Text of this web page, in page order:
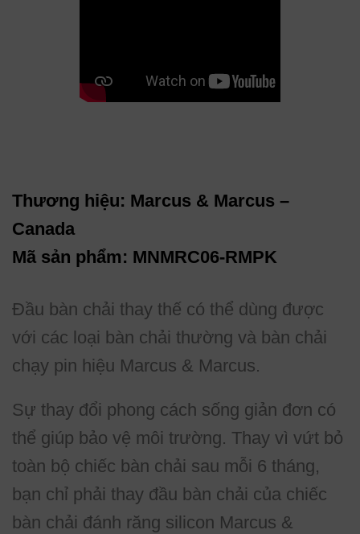
Thương hiệu: Marcus & Marcus –
Canada
Mã sản phẩm: MNMRC06-RMPK
Đầu bàn chải thay thế có thể dùng được
với các loại bàn chải thường và bàn chải
chạy pin hiệu Marcus & Marcus.
Sự thay đổi phong cách sống giản đơn có
thể giúp bảo vệ môi trường. Thay vì vứt bỏ
toàn bộ chiếc bàn chải sau mỗi 6 tháng,
bạn chỉ phải thay đầu bàn chải của chiếc
bàn chải đánh răng silicon Marcus &